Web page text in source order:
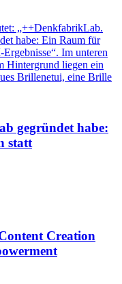
gegründet habe:
statt
Creation